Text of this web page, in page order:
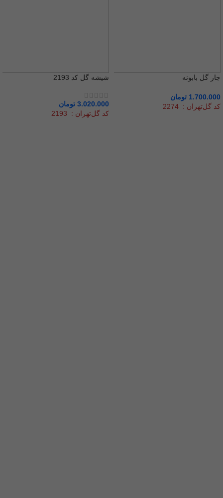
جار گل بابونه
1.700.000 تومان
کد گل‌تهران : 2274
شیشه گل کد 2193
3.020.000 تومان
کد گل‌تهران : 2193